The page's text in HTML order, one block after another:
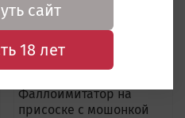
Фаллоимитатор на
присоске с мошонкой
сайт
18 лет